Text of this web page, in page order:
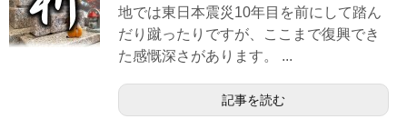
地では東日本震災10年目を前にして踏ん
だり蹴ったりですが、ここまで復興でき
た感慨深さがあります。 ...
記事を読む